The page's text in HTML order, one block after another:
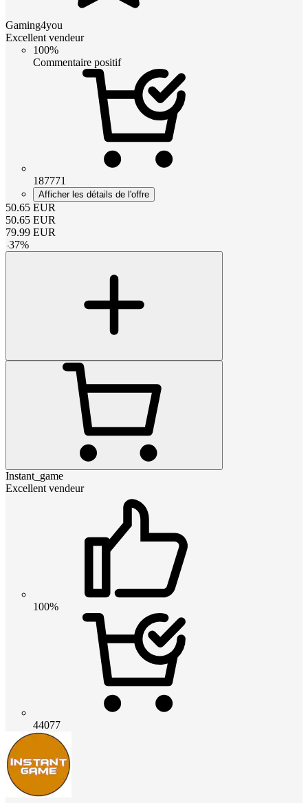
Gaming4you
Excellent vendeur
100%
Commentaire positif
187771
Afficher les détails de l'offre
50.65 EUR
50.65 EUR
79.99 EUR
-37%
Instant_game
Excellent vendeur
100%
44077